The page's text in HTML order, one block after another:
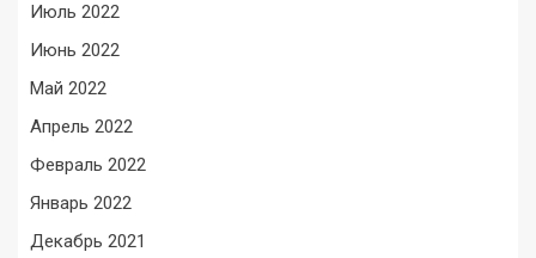
Июль 2022
Июнь 2022
Май 2022
Апрель 2022
Февраль 2022
Январь 2022
Декабрь 2021